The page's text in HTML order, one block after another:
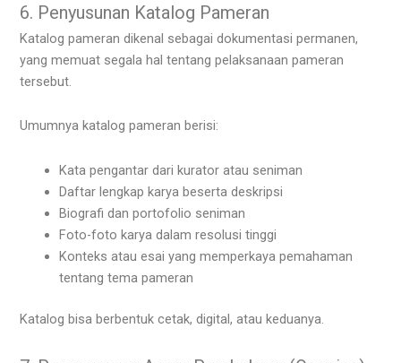
6. Penyusunan Katalog Pameran
Katalog pameran dikenal sebagai dokumentasi permanen,
yang memuat segala hal tentang pelaksanaan pameran
tersebut.
Umumnya katalog pameran berisi:
Kata pengantar dari kurator atau seniman
Daftar lengkap karya beserta deskripsi
Biografi dan portofolio seniman
Foto-foto karya dalam resolusi tinggi
Konteks atau esai yang memperkaya pemahaman
tentang tema pameran
Katalog bisa berbentuk cetak, digital, atau keduanya.